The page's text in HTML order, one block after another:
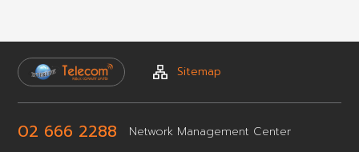
Sitemap
02 666 2288 Network Management Center